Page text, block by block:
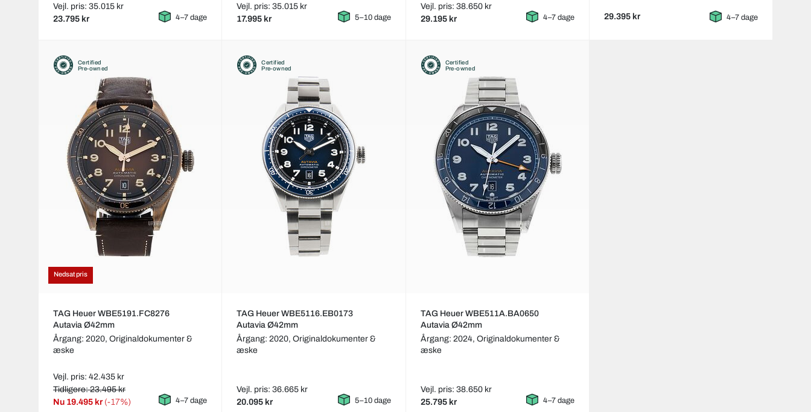
Vejl. pris: 35.015 kr
23.795 kr 4–7 dage
Vejl. pris: 35.015 kr
17.995 kr 5–10 dage
Vejl. pris: 38.650 kr
29.195 kr 4–7 dage 29.395 kr 4–7 dage
Certified
Pre-owned
Nedsat pris
TAG Heuer WBE5191.FC8276
Autavia Ø42mm
Årgang: 2020, Originaldokumenter &
æske
Vejl. pris: 42.435 kr
Tidligere: 23.495 kr
Nu 19.495 kr (-17%) 4–7 dage
Certified
Pre-owned
TAG Heuer WBE5116.EB0173
Autavia Ø42mm
Årgang: 2020,Originaldokumenter &
æske
Vejl. pris: 36.665 kr
20.095 kr 5–10 dage
Certified
Pre-owned
TAG Heuer WBE511A.BA0650
Autavia Ø42mm
Årgang: 2024, Originaldokumenter &
æske
Vejl. pris: 38.650 kr
25.795 kr 4–7 dage